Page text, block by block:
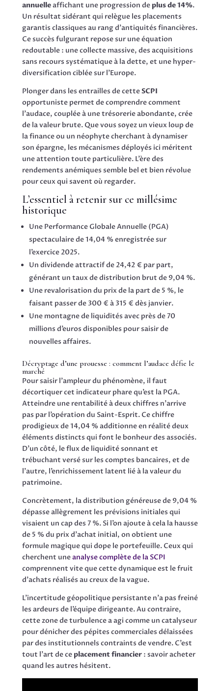
annuelleaffichant une progression de plus de 14%.
Un résultat sidérant qui relègue les placements
garantis classiques au rang d’antiquités financières.
Ce succès fulgurant repose sur une équation
redoutable : une collecte massive, des acquisitions
sans recours systématique à la dette, et une hyper-
diversification ciblée sur l’Europe.
Plonger dans les entrailles de cetteSCPI
opportuniste permet de comprendre comment
l’audace, couplée à une trésorerie abondante, crée
de la valeur brute. Que vous soyez un vieux loup de
la finance ou un néophyte cherchant à dynamiser
son épargne, les mécanismes déployés ici méritent
une attention toute particulière. L’ère des
rendements anémiques semble bel et bien révolue
pour ceux qui savent où regarder.
L’essentiel à retenir sur ce millésime
historique
Une Performance Globale Annuelle (PGA)
spectaculaire de 14,04 % enregistrée sur
l’exercice 2025.
Un dividende attractif de 24,42 € par part,
générant un taux de distribution brut de 9,04 %.
Une revalorisation du prix de la part de 5 %, le
faisant passer de 300 € à 315 € dès janvier.
Une montagne de liquidités avec près de 70
millions d’euros disponibles pour saisir de
nouvelles affaires.
Décryptage d’une prouesse : comment l’audace défie le
marché
Pour saisir l’ampleur du phénomène, il faut
décortiquer cet indicateur phare qu’est la PGA.
Atteindre une rentabilité à deux chiffres n’arrive
pas par l’opération du Saint-Esprit. Ce chiffre
prodigieux de 14,04 % additionne en réalité deux
éléments distincts qui font le bonheur des associés.
D’un côté, le flux de liquidité sonnant et
trébuchant versé sur les comptes bancaires, et de
l’autre, l’enrichissement latent lié à la valeur du
patrimoine.
Concrètement, la distribution généreuse de 9,04 %
dépasse allègrement les prévisions initiales qui
visaient un cap des 7 %. Si l’on ajoute à cela la hausse
de 5 % du prix d’achat initial, on obtient une
formule magique qui dope le portefeuille. Ceux qui
cherchent uneanalyse complète de la SCPI
comprennent vite que cette dynamique est le fruit
d’achats réalisés au creux de la vague.
L’incertitude géopolitique persistante n’a pas freiné
les ardeurs de l’équipe dirigeante. Au contraire,
cette zone de turbulence a agi comme un catalyseur
pour dénicher des pépites commerciales délaissées
par des institutionnels contraints de vendre. C’est
tout l’art de ce placement financier: savoir acheter
quand les autres hésitent.